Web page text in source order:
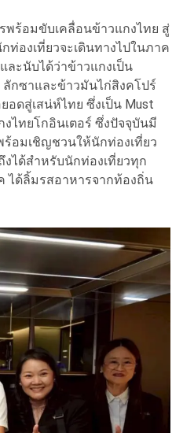
พร้อมขับเคลื่อนข้าวแกงไทย สู่
องเที่ยวจะเดินทางไปในภาค
ะนับได้ว่าข้าวแกงเป็น
ลักซาและข้าวมันไก่สิงคโปร์
ดสู่เสน่ห์ไทย ซึ่งเป็น Must
ไทยโกอินเตอร์ ซึ่งปัจจุบันมี
ร้อมเชิญชวนให้นักท่องเที่ยว
ได้สำหรับนักท่องเที่ยวทุก
ได้ลิ้มรสอาหารจากท้องถิ่น